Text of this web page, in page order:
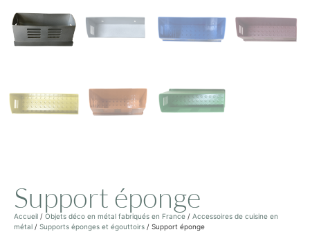
Support éponge
Accueil / Objets déco en métal fabriqués en France / Accessoires de cuisine en
métal / Supports éponges et égouttoirs / Support éponge